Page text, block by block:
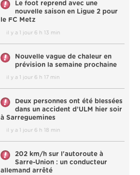
Le foot reprend avec une
nouvelle saison en Ligue 2 pour
le FC Metz
il y a 1 jour 6 h 13 min
Nouvelle vague de chaleur en
prévision la semaine prochaine
il y a 1 jour 6 h 17 min
Deux personnes ont été blessées
dans un accident d’ULM hier soir
à Sarreguemines
il y a 1 jour 6 h 18 min
202 km/h sur l'autoroute à
Sarre-Union : un conducteur
allemand arrêté